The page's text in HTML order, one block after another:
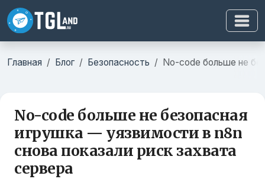
Главная Блог Безопасность No-code больше не
No-code больше не безопасная
игрушка — уязвимости в n8n
снова показали риск захвата
сервера